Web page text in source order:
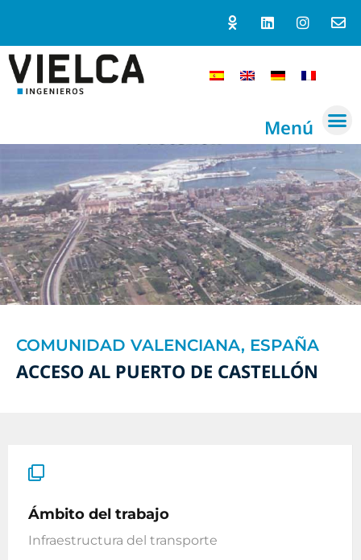
Menú
COMUNIDAD VALENCIANA, ESPAÑA
ACCESO AL PUERTO DE CASTELLÓN
Ámbito del trabajo
Infraestructura del transporte